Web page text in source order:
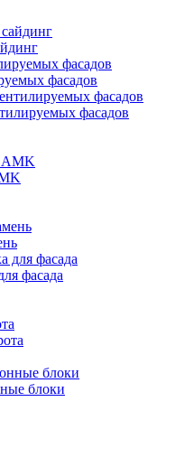
фасадов
фасадов
фасада
блоки